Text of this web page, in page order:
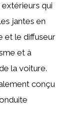
qui
jantes en
et le diffuseur
et à
la voiture.
conçu